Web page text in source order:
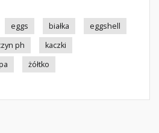
eggs białka
eggshell
ph
kaczki
żółtko